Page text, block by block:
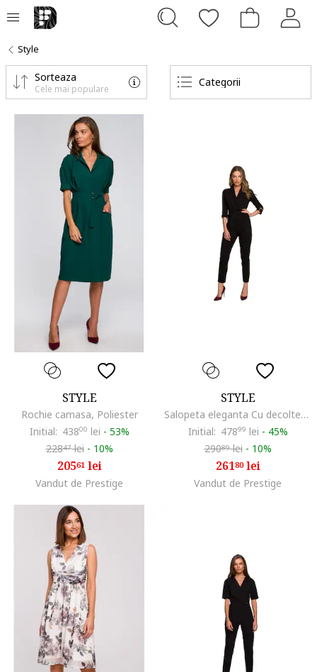
Style
Categorii
Sorteaza
Cele mai populare
STYLE
Rochie camasa, Poliester
Initial: 43800 lei - 53%
22847lei - 10%
20561lei
Vandut de Prestige
STYLE
Salopeta eleganta Cu decolteu in V, Poliester, Viscoza, Negru
Initial: 47899 lei - 45%
29089lei - 10%
26180lei
Vandut de Prestige